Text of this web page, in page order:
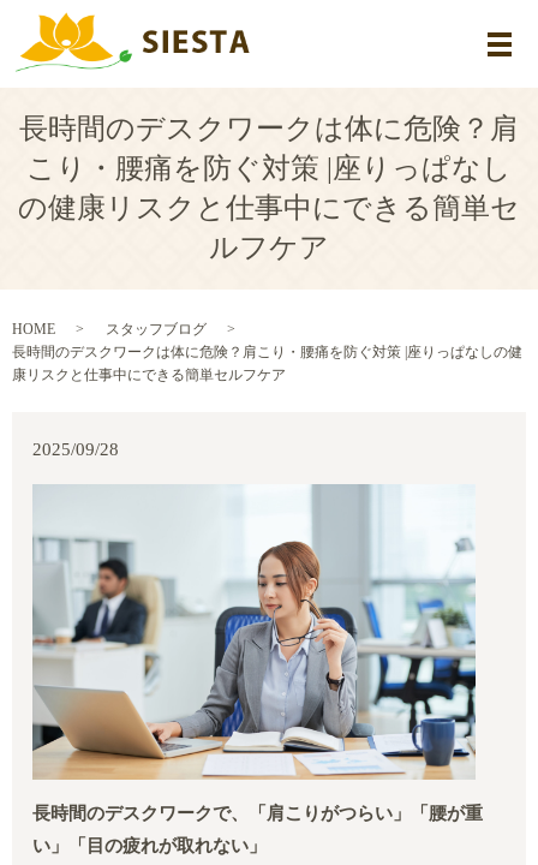
メ
長時間のデスクワークは体に危険？肩
こり・腰痛を防ぐ対策 |座りっぱなし
の健康リスクと仕事中にできる簡単セ
ルフケア
HOME
スタッフブログ
長時間のデスクワークは体に危険？肩こり・腰痛を防ぐ対策 |座りっぱなしの健
康リスクと仕事中にできる簡単セルフケア
2025/09/28
長時間のデスクワークで、 「肩こりがつらい」
「腰が重
い」
「目の疲れが取れない」